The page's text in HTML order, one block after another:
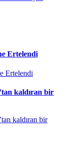
Ertelendi
kaldıran bir